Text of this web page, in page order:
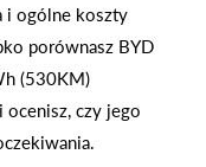
i ogólne koszty
porównasz BYD
(530KM)
czy jego